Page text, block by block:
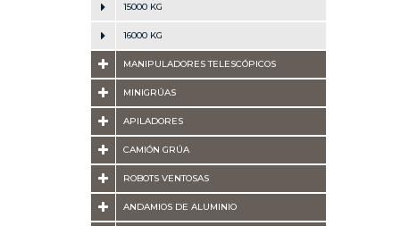
15000 KG
16000 KG
MANIPULADORES TELESCÓPICOS
MINIGRÚAS
APILADORES
CAMIÓN GRÚA
ROBOTS VENTOSAS
ANDAMIOS DE ALUMINIO